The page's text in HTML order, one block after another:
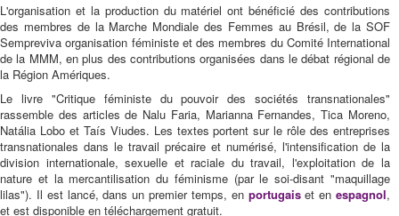
L'organisation et la production du matériel ont bénéficié des contributions
des membres de la Marche Mondiale des Femmes au Brésil, de la SOF
Sempreviva organisation féministe et des membres du Comité International
de la MMM, en plus des contributions organisées dans le débat régional de
la Région Amériques.
Le livre "Critique féministe du pouvoir des sociétés transnationales"
rassemble des articles de Nalu Faria, Marianna Fernandes, Tica Moreno,
Natália Lobo et Taís Viudes. Les textes portent sur le rôle des entreprises
transnationales dans le travail précaire et numérisé, l'intensification de la
division internationale, sexuelle et raciale du travail, l'exploitation de la
nature et la mercantilisation du féminisme (par le soi-disant "maquillage
lilas"). Il est lancé, dans un premier temps, en portugaiset en espagnol,
et est disponible en téléchargement gratuit.